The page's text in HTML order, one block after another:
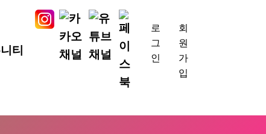
티
로
그
인
회
원
가
입